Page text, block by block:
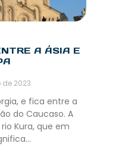
A ÁSIA E
de 2023
e fica entre a
do Caucaso. A
Kura, que em